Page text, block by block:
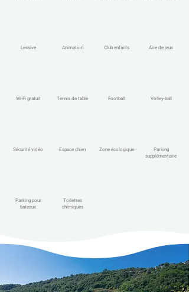
Lessive
Wi-Fi gratuit
Sécurité vidéo
Parking pour
bateaux
Animation
Tennis de table
Espace chien
Toilettes
chimiques
Club enfants
Football
Zone écologique
Aire de jeux
Volley-ball
Parking
supplémentaire